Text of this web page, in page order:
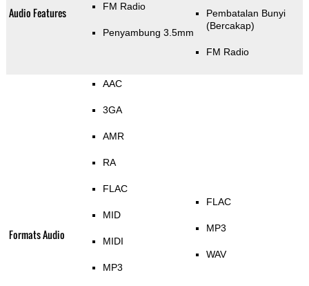
Audio Features FM Radio
Penyambung 3.5mm
Pembatalan Bunyi
(Bercakap)
FM Radio
Formats Audio
AAC
3GA
AMR
RA
FLAC
MID
MIDI
MP3
FLAC
MP3
WAV